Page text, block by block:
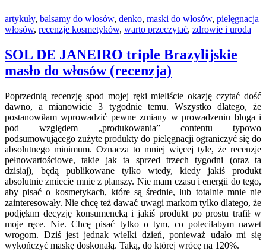
artykuły, balsamy do włosów, denko, maski do włosów, pielęgnacja
włosów, recenzje kosmetyków, warto przeczytać, zdrowie i uroda
SOL DE JANEIRO triple Brazylijskie
masło do włosów (recenzja)
Poprzednią recenzję spod mojej ręki mieliście okazję czytać dość
dawno, a mianowicie 3 tygodnie temu. Wszystko dlatego, że
postanowiłam wprowadzić pewne zmiany w prowadzeniu bloga i
pod względem „produkowania” contentu typowo
podsumowującego zużyte produkty do pielęgnacji ograniczyć się do
absolutnego minimum. Oznacza to mniej więcej tyle, że recenzje
pełnowartościowe, takie jak ta sprzed trzech tygodni (oraz ta
dzisiaj), będą publikowane tylko wtedy, kiedy jakiś produkt
absolutnie zmiecie mnie z planszy. Nie mam czasu i energii do tego,
aby pisać o kosmetykach, które są średnie, lub totalnie mnie nie
zainteresowały. Nie chcę też dawać uwagi markom tylko dlatego, że
podjęłam decyzję konsumencką i jakiś produkt po prostu trafił w
moje ręce. Nie. Chcę pisać tylko o tym, co poleciłabym nawet
wrogom. Dziś jest jednak wielki dzień, ponieważ udało mi się
wykończyć maskę doskonałą. Taką, do której wrócę na 120%.